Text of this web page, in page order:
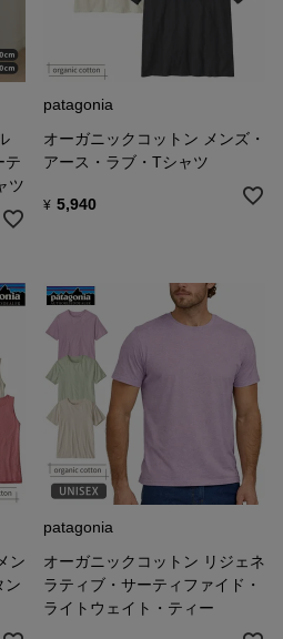
のことでした。
が向上し、なによりも農業に対する
ました。
グラムでは、何百人もの社員がコッ
険性とオーガニック栽培の有益性を
。
、パタゴニアの企業としてのあり方
まりました。
足跡(フットプリント)に目を向けなが
響を最小限に 抑える取組みをしてい
テ
ツ
patagonia
オーガニックコットン メンズ・
アース・ラブ・Tシャツ
¥ 5,940
ン
ン
patagonia
オーガニックコットン リジェネ
ラティブ・サーティファイド・
ライトウェイト・ティー